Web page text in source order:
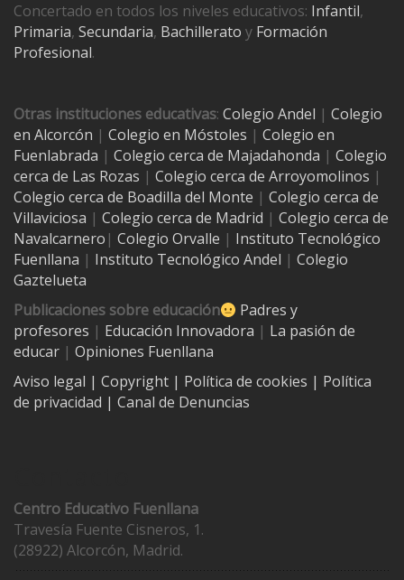
Concertado en todos los niveles educativos: Infantil,
Primaria, Secundaria, Bachillerato y Formación
Profesional.
Otras instituciones educativas: Colegio Andel | Colegio
en Alcorcón | Colegio en Móstoles | Colegio en
Fuenlabrada | Colegio cerca de Majadahonda | Colegio
cerca de Las Rozas | Colegio cerca de Arroyomolinos |
Colegio cerca de Boadilla del Monte | Colegio cerca de
Villaviciosa | Colegio cerca de Madrid | Colegio cerca de
Navalcarnero | Colegio Orvalle | Instituto Tecnológico
Fuenllana | Instituto Tecnológico Andel | Colegio
Gaztelueta
Publicaciones sobre educación
Padres y
profesores | Educación Innovadora | La pasión de
educar | Opiniones Fuenllana
Aviso legal | Copyright | Política de cookies | Política
de privacidad | Canal de Denuncias
Centro Educativo Fuenllana
Travesía Fuente Cisneros, 1.
(28922) Alcorcón, Madrid.